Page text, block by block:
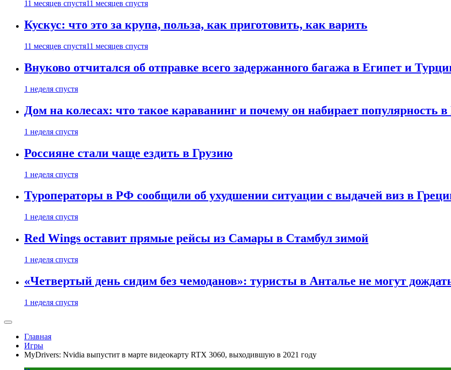
11 месяцев спустя11 месяцев спустя
Кускус: что это за крупа, польза, как приготовить, как варить
11 месяцев спустя11 месяцев спустя
Внуково отчитался об отправке всего задержанного багажа в Египет и
1 неделя спустя
Дом на колесах: что такое караванинг и почему он набирает популярность в
1 неделя спустя
Россияне стали чаще ездить в Грузию
1 неделя спустя
Туроператоры в РФ сообщили об ухудшении ситуации с выдачей виз в
1 неделя спустя
Red Wings оставит прямые рейсы из Самары в Стамбул зимой
1 неделя спустя
«Четвертый день сидим без чемоданов»: туристы в Анталье не могут
1 неделя спустя
Главная
Игры
MyDrivers: Nvidia выпустит в марте видеокарту RTX 3060, выходившую в 2021 году